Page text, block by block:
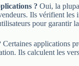
? Oui, la
Ils vérifient les
pour garantir
Certaines applications
Ils calculent les